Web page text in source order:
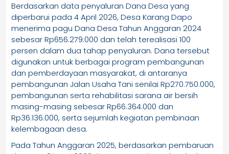
Berdasarkan data penyaluran Dana Desa yang
diperbarui pada 4 April 2026, Desa Karang Dapo
menerima pagu Dana Desa Tahun Anggaran 2024
sebesar Rp656.279.000 dan telah terealisasi 100
persen dalam dua tahap penyaluran. Dana tersebut
digunakan untuk berbagai program pembangunan
dan pemberdayaan masyarakat, di antaranya
pembangunan Jalan Usaha Tani senilai Rp270.750.000,
pembangunan serta rehabilitasi sarana air bersih
masing-masing sebesar Rp66.364.000 dan
Rp36.136.000, serta sejumlah kegiatan pembinaan
kelembagaan desa.
Pada Tahun Anggaran 2025, berdasarkan pembaruan